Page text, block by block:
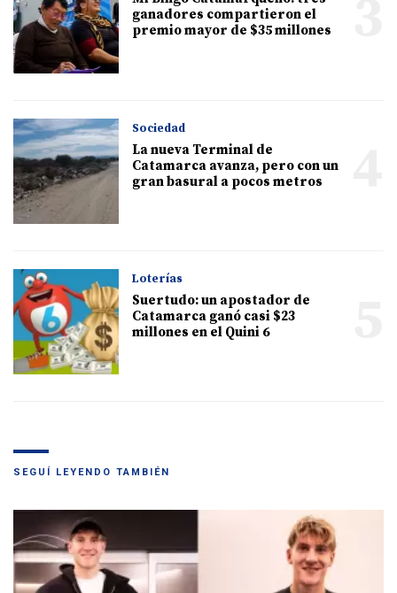
ganadores compartieron el
premio mayor de $35 millones
Sociedad
La nueva Terminal de
Catamarca avanza, pero con un
gran basural a pocos metros
Loterías
Suertudo: un apostador de
Catamarca ganó casi $23
millones en el Quini 6
SEGUÍ LEYENDO TAMBIÉN